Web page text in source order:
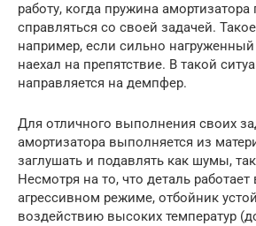
работу, когда пружина амортизатора
справляться со своей задачей.
например, если сильно
наехал на препятствие. В такой
направляется на демпфер.
Для отличного выполнения своих
амортизатора выполняется из
заглушать и подавлять как шумы,
Несмотря на то, что деталь
агрессивном режиме, отбойник
воздействию высоких температур